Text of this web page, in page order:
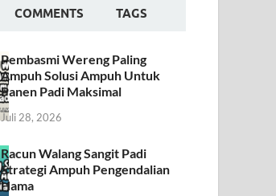
COMMENTS TAGS
Pembasmi Wereng Paling
Ampuh Solusi Ampuh Untuk
Panen Padi Maksimal
Juli 28, 2026
Racun Walang Sangit Padi
Strategi Ampuh Pengendalian
Hama